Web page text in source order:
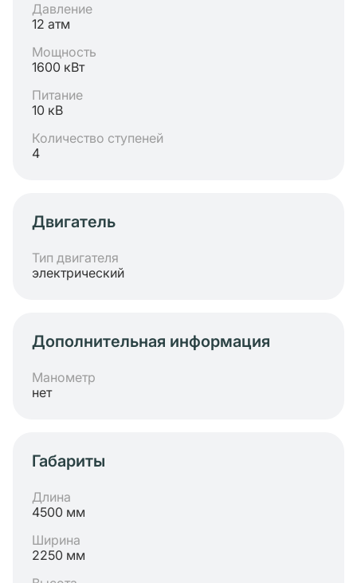
Давление
12 атм
Мощность
1600 кВт
Питание
10 кВ
Количество ступеней
4
Двигатель
Тип двигателя
электрический
Дополнительная информация
Манометр
нет
Габариты
Длина
4500 мм
Ширина
2250 мм